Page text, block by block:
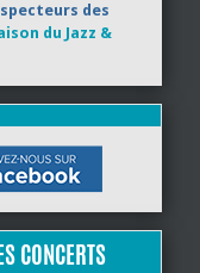
des
du Jazz &
CONCERTS